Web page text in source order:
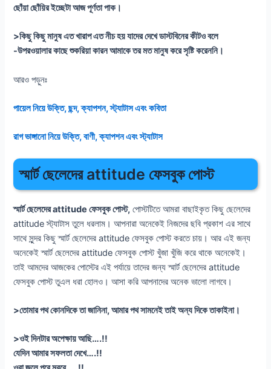
ছোঁয়া ছোঁয়ির ইচ্ছেটা আজ পূর্ণতা পাক।
>কিছু কিছু মানুষ এত খারাপ এত নীচ হয় যাদের দেখে ডাস্টবিনের কীটও বলে
-উপরওয়ালার কাছে শুকরিয়া কারন আমাকে তর মত মানুষ করে সৃষ্টি করেননি।
আরও পড়ুনঃ
পায়েল নিয়ে উক্তি, ছন্দ, ক্যাপশন, স্ট্যাটাস এবং কবিতা
রাগ ভাঙ্গানো নিয়ে উক্তি, বাণী, ক্যাপশন এবং স্ট্যাটাস
স্মার্ট ছেলেদের attitude ফেসবুক পোস্ট
স্মার্ট ছেলেদের attitude ফেসবুক পোস্ট, পোস্টটিতে আমরা বাছাইকৃত কিছু ছেলেদের
attitude স্ট্যাটাস তুলে ধরলাম। আপনারা অনেকেই নিজদের ছবি প্রকাশ এর সাথে
সাথে সুন্দর কিছু স্মার্ট ছেলেদের attitude ফেসবুক পোস্ট করতে চায়। আর এই জন্য
অনেকেই স্মার্ট ছেলেদের attitude ফেসবুক পোস্ট খুঁজা খুঁজি করে থাকে অনেকেই।
তাই আমদের আজকের পোস্টের এই পর্যায়ে তাদের জন্য স্মার্ট ছেলেদের attitude
ফেসবুক পোস্ট তুএল ধরা হোলও। আসা করি আপনাদের অনেক ভালো লাগবে।
>তোমার পথ কোনদিকে তা জানিনা, আমার পথ সামনেই তাই অন্য দিকে তাকাইনা।
>ওই দিনটার অপেক্ষায় আছি….!!
যেদিন আমার সফলতা দেখে….!!